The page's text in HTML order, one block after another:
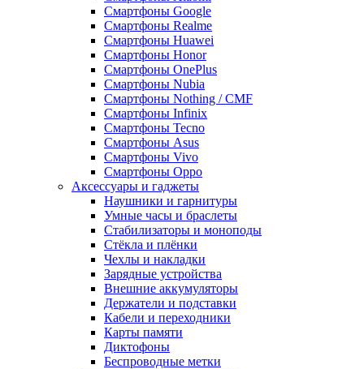
Смартфоны Google
Смартфоны Realme
Смартфоны Huawei
Смартфоны Honor
Смартфоны OnePlus
Смартфоны Nubia
Смартфоны Nothing / CMF
Смартфоны Infinix
Смартфоны Tecno
Смартфоны Asus
Смартфоны Vivo
Смартфоны Oppo
Аксессуары и гаджеты
Наушники и гарнитуры
Умные часы и браслеты
Стабилизаторы и моноподы
Стёкла и плёнки
Чехлы и накладки
Зарядные устройства
Внешние аккумуляторы
Держатели и подставки
Кабели и переходники
Карты памяти
Диктофоны
Беспроводные метки